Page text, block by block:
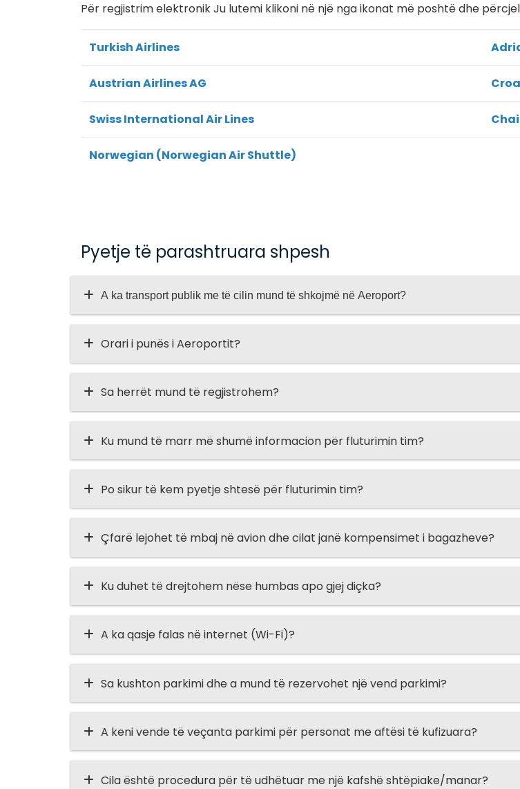
Për regjistrim elektronik Ju lutemi klikoni në një nga ikonat më poshtë dhe
Turkish Airlines
Austrian Airlines AG
Swiss International Air Lines
Norwegian (Norwegian Air Shuttle)
Pyetje të parashtruara shpesh
A ka transport publik me të cilin mund të shkojmë në Aeroport?
Orari i punës i Aeroportit?
Sa herrët mund të regjistrohem?
Ku mund të marr më shumë informacion për fluturimin tim?
Po sikur të kem pyetje shtesë për fluturimin tim?
Çfarë lejohet të mbaj në avion dhe cilat janë kompensimet i bagazheve?
Ku duhet të drejtohem nëse humbas apo gjej diçka?
A ka qasje falas në internet (Wi-Fi)?
Sa kushton parkimi dhe a mund të rezervohet një vend parkimi?
A keni vende të veçanta parkimi për personat me aftësi të kufizuara?
Cila është procedura për të udhëtuar me një kafshë shtëpiake/manar?